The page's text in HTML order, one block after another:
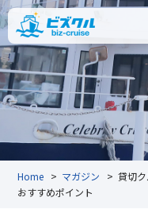
Home > マガジン > 貸切
おすすめポイント